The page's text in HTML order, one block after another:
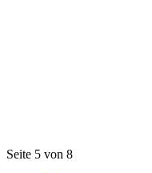
Seite 5 von 8